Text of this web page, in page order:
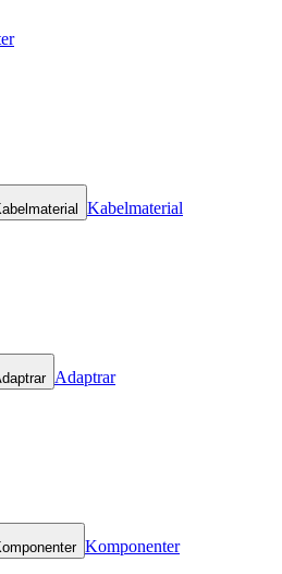
Kabelmaterial
Adaptrar
Komponenter